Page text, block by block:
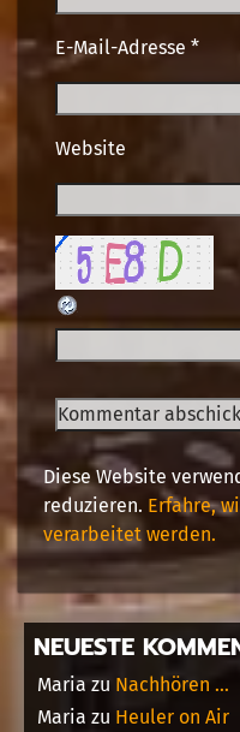
E-Mail-Adresse *
Website
Diese Website
reduzieren. Erfahre,
verarbeitet werden.
NEUESTE
Maria zu Nachhören …
Maria zu Heuler on Air